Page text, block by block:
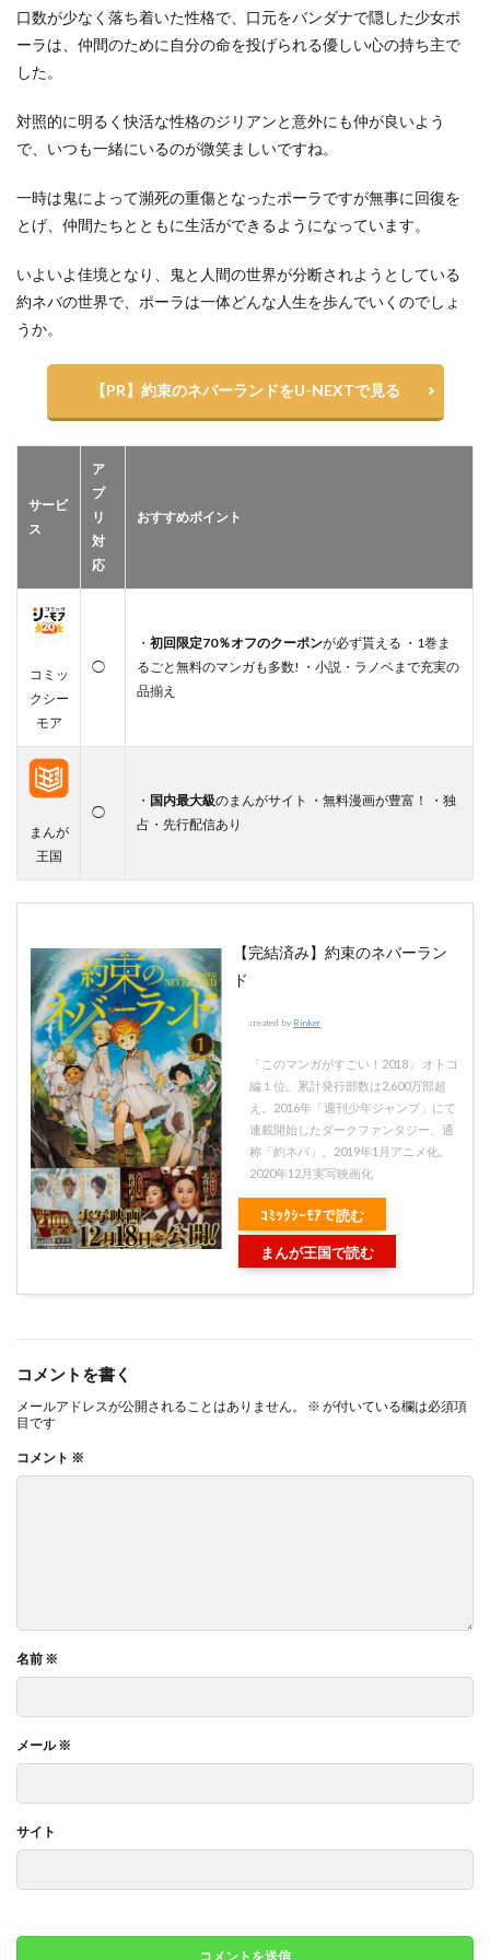
口数が少なく落ち着いた性格で、口元をバンダナで隠した少女ポ
ーラは、仲間のために自分の命を投げられる優しい心の持ち主で
した。
対照的に明るく快活な性格のジリアンと意外にも仲が良いよう
で、いつも一緒にいるのが微笑ましいですね。
一時は鬼によって瀕死の重傷となったポーラですが無事に回復を
とげ、仲間たちとともに生活ができるようになっています。
いよいよ佳境となり、鬼と人間の世界が分断されようとしている
約ネバの世界で、ポーラは一体どんな人生を歩んでいくのでしょ
うか。
【PR】約束のネバーランドをU-NEXTで見る
サービ
ス
ア
プ
リ
対
応
おすすめポイント
コミッ
クシー
モア
◯
・ 初回限定70％オフのクーポンが必ず貰える ・1巻ま
るごと無料のマンガも多数! ・小説・ラノベまで充実の
品揃え
まんが
王国
◯
・ 国内最大級のまんがサイト ・無料漫画が豊富！ ・独
占・先行配信あり
【完結済み】約束のネバーラン
ド
created by Rinker
「このマンガがすごい！2018」 オトコ
編１位。累計発行部数は2,600万部超
え。2016年「週刊少年ジャンプ」にて
連載開始したダークファンタジー、通
称「約ネバ」。2019年1月アニメ化。
2020年12月実写映画化
ｺﾐｯｸｼｰﾓｱで読む
まんが王国で読む
コメントを書く
メールアドレスが公開されることはありません。 ※ が付いている欄は必須項
目です
コメント ※
名前 ※
メール※
サイト